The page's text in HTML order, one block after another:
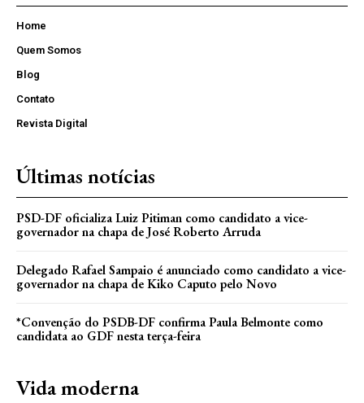
Home
Quem Somos
Blog
Contato
Revista Digital
Últimas notícias
PSD-DF oficializa Luiz Pitiman como candidato a vice-
governador na chapa de José Roberto Arruda
Delegado Rafael Sampaio é anunciado como candidato a vice-
governador na chapa de Kiko Caputo pelo Novo
*Convenção do PSDB-DF confirma Paula Belmonte como
candidata ao GDF nesta terça-feira
Vida moderna